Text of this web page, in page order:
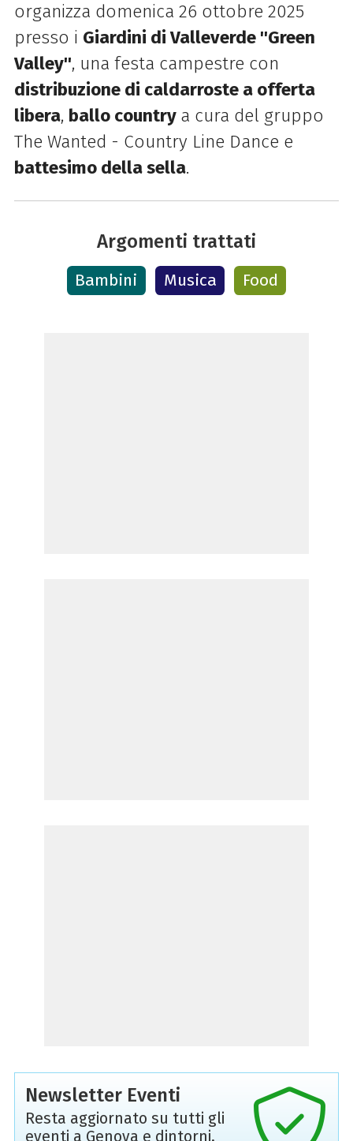
organizza domenica 26 ottobre 2025
presso i Giardini di Valleverde ''Green
Valley'', una festa campestre con
distribuzione di caldarroste a offerta
libera, ballo country a cura del gruppo
The Wanted - Country Line Dance e
battesimo della sella.
Argomenti trattati
Bambini Musica Food
Newsletter Eventi
Resta aggiornato su tutti gli
eventi a Genova e dintorni,